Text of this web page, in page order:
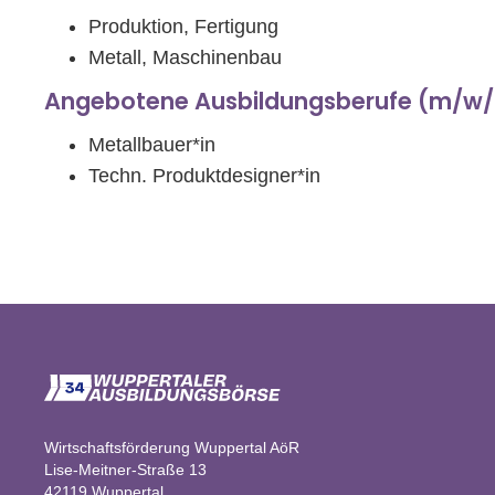
Produktion, Fertigung
Metall, Maschinenbau
Angebotene Ausbildungsberufe (m/
Metallbauer*in
Techn. Produktdesigner*in
Wirtschaftsförderung Wuppertal AöR
Lise-Meitner-Straße 13